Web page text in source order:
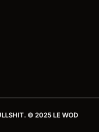
© 2025 LE WOD